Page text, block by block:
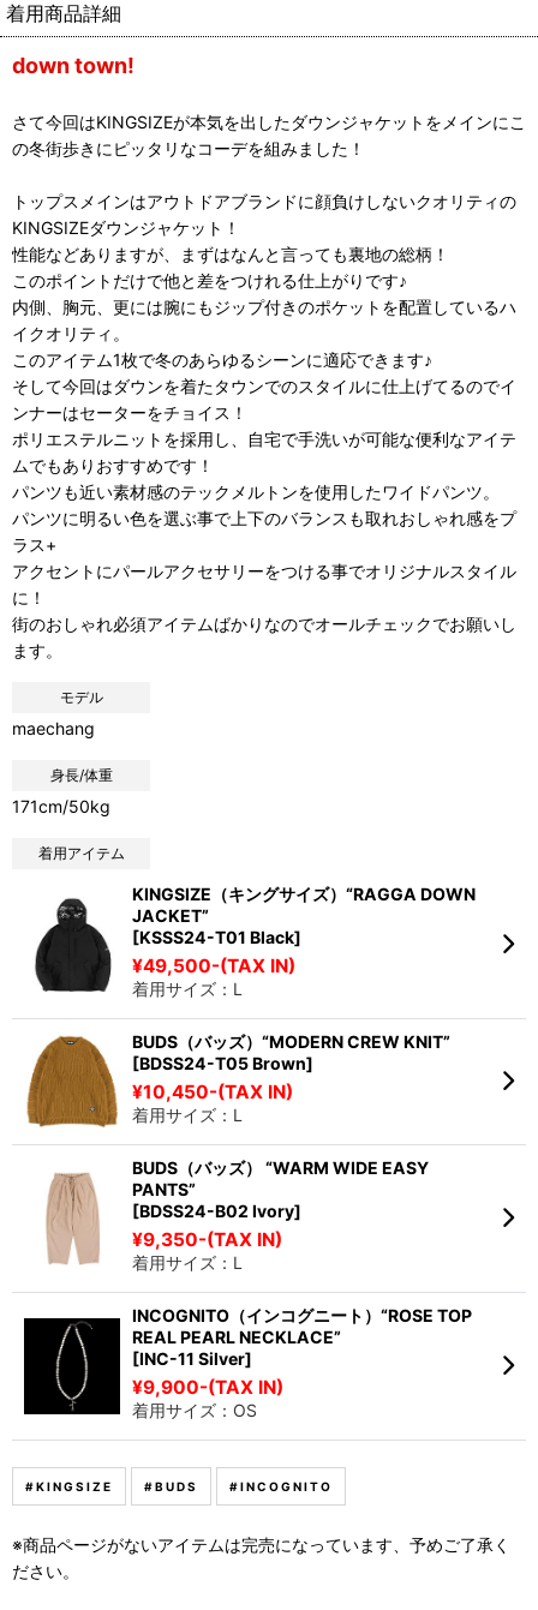
down town!
さて今回はKINGSIZEが本気を出したダウンジャケットをメインにこ
の冬街歩きにピッタリなコーデを組みました！
トップスメインはアウトドアブランドに顔負けしないクオリティの
KINGSIZEダウンジャケット！
性能などありますが、まずはなんと言っても裏地の総柄！
このポイントだけで他と差をつけれる仕上がりです♪
内側、胸元、更には腕にもジップ付きのポケットを配置しているハ
イクオリティ。
このアイテム1枚で冬のあらゆるシーンに適応できます♪
そして今回はダウンを着たタウンでのスタイルに仕上げてるのでイ
ンナーはセーターをチョイス！
ポリエステルニットを採用し、自宅で手洗いが可能な便利なアイテ
ムでもありおすすめです！
パンツも近い素材感のテックメルトンを使用したワイドパンツ。
パンツに明るい色を選ぶ事で上下のバランスも取れおしゃれ感をプ
ラス+
アクセントにパールアクセサリーをつける事でオリジナルスタイル
に！
街のおしゃれ必須アイテムばかりなのでオールチェックでお願いし
ます。
モデル
maechang
身長/体重
171cm/50kg
着用アイテム
KINGSIZE（キングサイズ）“RAGGA DOWN
JACKET”
[KSSS24-T01 Black]
¥49,500-(TAX IN)
着用サイズ：L
BUDS（バッズ）“MODERN CREW KNIT”
[BDSS24-T05 Brown]
¥10,450-(TAX IN)
着用サイズ：L
BUDS（バッズ） “WARM WIDE EASY
PANTS”
[BDSS24-B02 Ivory]
¥9,350-(TAX IN)
着用サイズ：L
INCOGNITO（インコグニート）“ROSE TOP
REAL PEARL NECKLACE”
[INC-11 Silver]
¥9,900-(TAX IN)
着用サイズ：OS
#KINGSIZE #BUDS #INCOGNITO
※商品ページがないアイテムは完売になっています、予めご了承く
ださい。